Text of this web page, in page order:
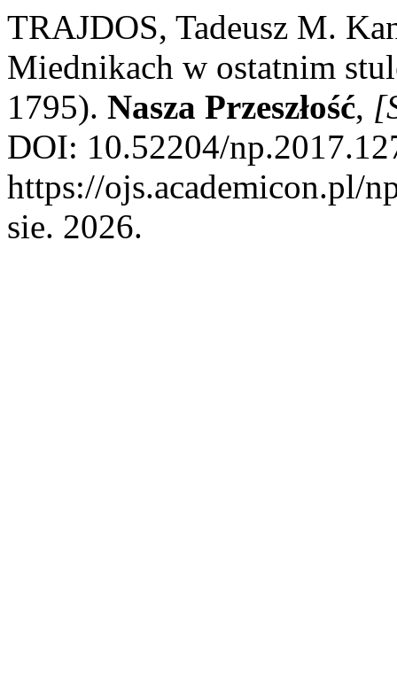
TRAJDOS, Tadeusz M.
Miednikach w ostatnim
1795). Nasza Przeszłość,
DOI: 10.52204/
https://ojs.academicon.pl/
sie. 2026.